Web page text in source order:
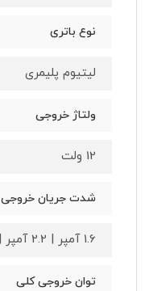
نوع باتری
لیتیوم پلیمری
ولتاژ خروجی
12 ولت
شدت جریان خروجی
1.6 آمپر | 2.2 آمپر | 3.0 آمپر
توان خروجی کلی